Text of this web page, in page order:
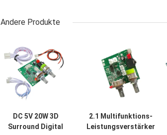
Andere Produkte
DC 5V 20W 3D
Surround Digital
2.1 Multifunktions-
Leistungsverstärker